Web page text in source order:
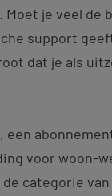
je veel de
support
dat je als
voor woon-
categorie